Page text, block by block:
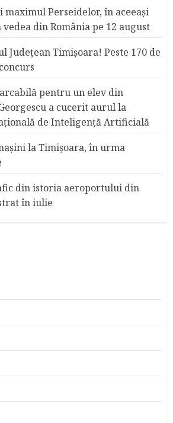
maximul Perseidelor, în aceeași
vedea din România pe 12 august
Judeţean Timişoara! Peste 170 de
pentru un elev din
a cucerit aurul la
de Inteligență Artificială
la Timişoara, în urma
din istoria aeroportului din
în iulie